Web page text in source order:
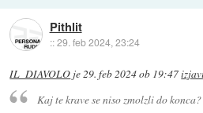
Pithlit
::29. feb 2024, 23:24
IL_DIAVOLO je29. feb 2024 ob 19:47
Kaj te krave se niso zmolzli do konca?